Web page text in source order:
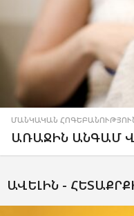
ՄԱՆԿԱԿԱՆ
ԱՌԱՋԻՆ ԱՆԳԱՄ
ԱՎԵԼԻՆ -